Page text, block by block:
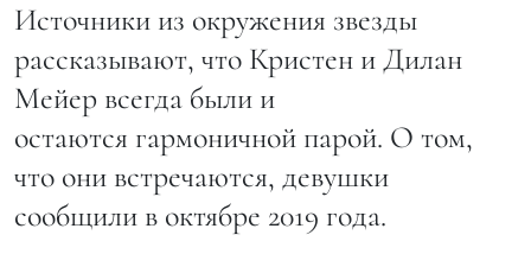
Источники из окружения звезды
рассказывают, что Кристен и Дилан
Мейер всегда были и
остаются гармоничной парой. О том,
что они встречаются, девушки
сообщили в октябре 2019 года.